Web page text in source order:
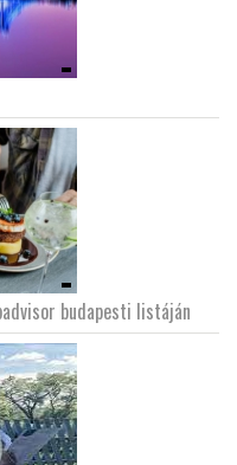
budapesti listáján